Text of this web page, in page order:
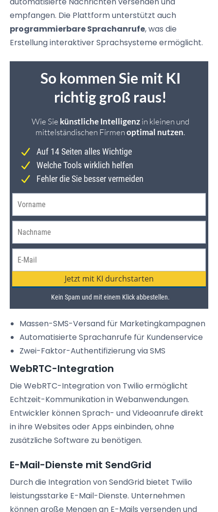
empfangen. Die Plattform unterstützt auch
programmierbare Sprachanrufe, was die
Erstellung interaktiver Sprachsysteme ermöglicht.
Massen-SMS-Versand für Marketingkampagnen
Automatisierte Sprachanrufe für Kundenservice
Zwei-Faktor-Authentifizierung via SMS
WebRTC-Integration
Die WebRTC-Integration von Twilio ermöglicht
Echtzeit-Kommunikation in Webanwendungen.
Entwickler können Sprach- und Videoanrufe direkt
in ihre Websites oder Apps einbinden, ohne
zusätzliche Software zu benötigen.
E-Mail-Dienste mit SendGrid
Durch die Integration von SendGrid bietet Twilio
leistungsstarke E-Mail-Dienste. Unternehmen
können große Mengen an E-Mails versenden und